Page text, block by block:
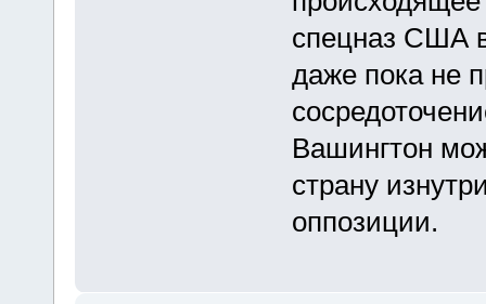
спецназ США
даже пока не
Вашингтон
страну
оппозиции.